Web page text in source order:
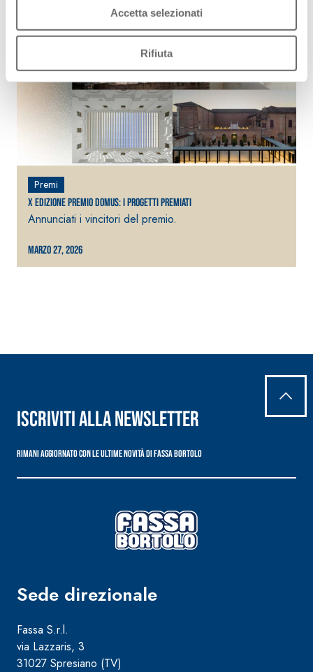
Accetta selezionati
Rifiuta
Premi
X Edizione Premio Domus: i progetti premiati
Annunciati i vincitori del premio.
Marzo 27, 2026
Iscriviti alla newsletter
Rimani aggiornato con le ultime novità di Fassa Bortolo
Sede direzionale
Fassa S.r.l.
via Lazzaris, 3
31027 Spresiano (TV)